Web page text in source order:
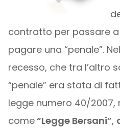
contratto per passare
pagare una “penale”.
recesso, che tra l’altro
“penale” era stata di
legge numero 40/
come“Legge Bersani”,